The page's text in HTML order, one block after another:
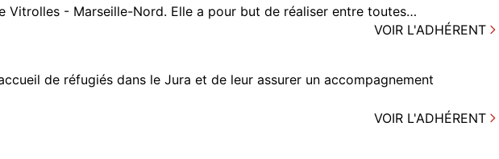
Vitrolles - Marseille-Nord. Elle a pour but de réaliser entre toutes…
VOIR L'ADHÉRENT
de réfugiés dans le Jura et de leur assurer un accompagnement
VOIR L'ADHÉRENT